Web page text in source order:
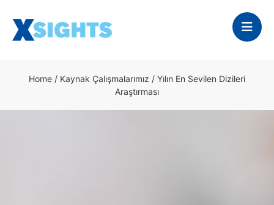
Home / Kaynak Çalışmalarımız / Yılın En Sevilen Dizileri
Araştırması